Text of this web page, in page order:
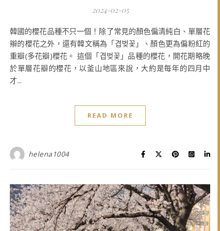
2024-02-05
韓國的櫻花品種不只一個！除了常見的顏色偏清純白、單層花
辮的櫻花之外，還有韓文稱為「겹벚꽃」、顏色更為偏粉紅的
重瓣(多花瓣)櫻花。 這個「겹벚꽃」品種的櫻花，開花期略晚
於單層花瓣的櫻花，以釜山地區來說，大約是每年的四月中
才...
READ MORE
helena1004